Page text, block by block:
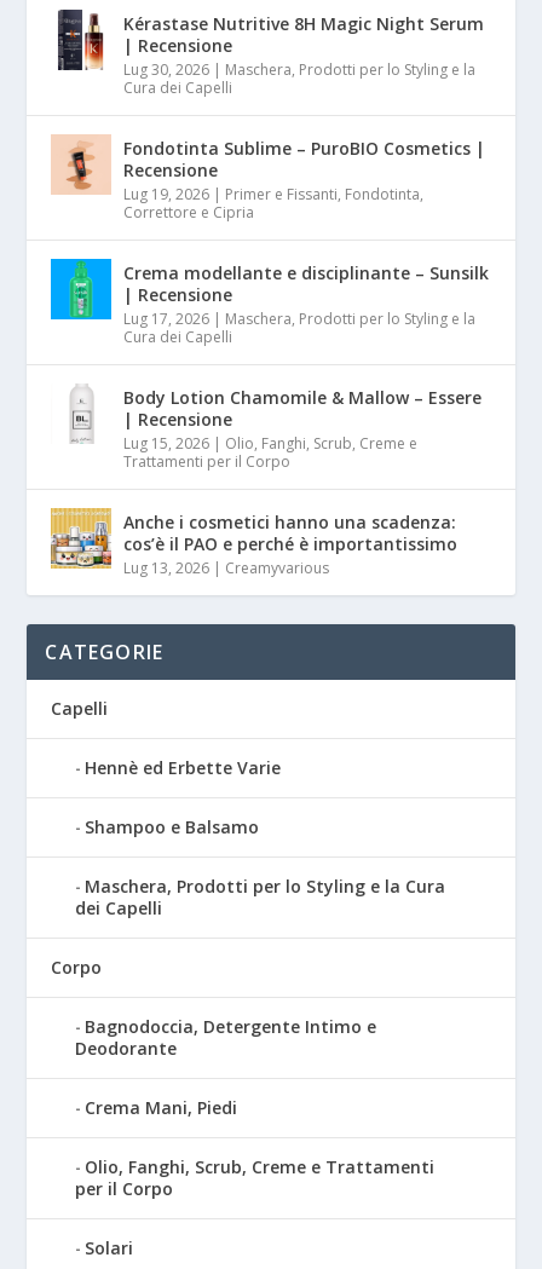
Kérastase Nutritive 8H Magic Night Serum
| Recensione
Lug 30, 2026 | Maschera, Prodotti per lo Styling e la
Cura dei Capelli
Fondotinta Sublime – PuroBIO Cosmetics |
Recensione
Lug 19, 2026 | Primer e Fissanti, Fondotinta,
Correttore e Cipria
Crema modellante e disciplinante – Sunsilk
| Recensione
Lug 17, 2026 | Maschera, Prodotti per lo Styling e la
Cura dei Capelli
Body Lotion Chamomile & Mallow – Essere
| Recensione
Lug 15, 2026 | Olio, Fanghi, Scrub, Creme e
Trattamenti per il Corpo
Anche i cosmetici hanno una scadenza:
cos’è il PAO e perché è importantissimo
Lug 13, 2026 | Creamyvarious
CATEGORIE
Capelli
Hennè ed Erbette Varie
Shampoo e Balsamo
Maschera, Prodotti per lo Styling e la Cura
dei Capelli
Corpo
Bagnodoccia, Detergente Intimo e
Deodorante
Crema Mani, Piedi
Olio, Fanghi, Scrub, Creme e Trattamenti
per il Corpo
Solari